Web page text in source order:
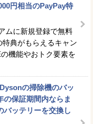
円相当のPayPay特
ムに新規登録で無料
典がもらえるキャン
機能やおトク要素を
の掃除機のバッ
の保証期間内ならま
バッテリーを交換し